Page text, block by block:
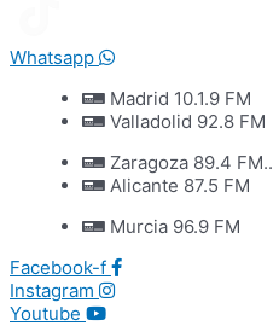
Whatsapp
Madrid 10.1.9 FM
Valladolid 92.8 FM
Zaragoza 89.4 FM..
Alicante 87.5 FM
Murcia 96.9 FM
Facebook-f
Instagram
Youtube